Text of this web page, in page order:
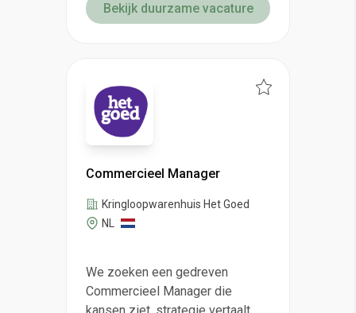
Bekijk duurzame vacature
Commercieel Manager
Kringloopwarenhuis Het Goed
NL
We zoeken een gedreven
Commercieel Manager die